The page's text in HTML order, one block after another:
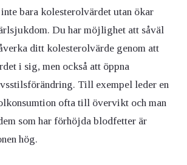
bara kolesterolvärdet utan ökar
Du har möjlighet att såväl
ditt kolesterolvärde genom att
i sig, men också att öppna
Till exempel leder en
ofta till övervikt och man
som har förhöjda blodfetter är
hög.